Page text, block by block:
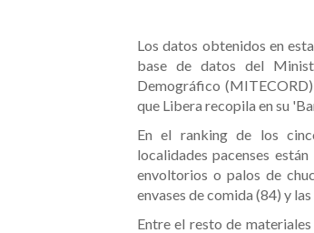
Los datos obtenidos en
base de datos del
Demográfico
que Libera recopila en su
En el ranking de los
localidades pacenses
envoltorios o palos de
envases de comida (84) y
Entre el resto de